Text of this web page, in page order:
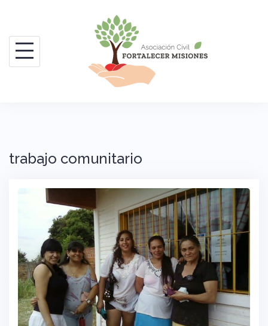
contenido
trabajo comunitario